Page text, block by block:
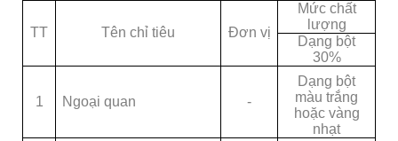
TT Tên chỉ tiêu Đơn vị
Mức chất
lượng
Dạng bột
30%
1 Ngoại quan -
Dạng bột
màu trắng
hoặc vàng
nhạt